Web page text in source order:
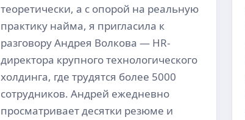
теоретически, а с опорой на реальную
практику найма, я пригласила к
разговору Андрея Волкова — HR-
директора крупного технологического
холдинга, где трудятся более 5000
сотрудников. Андрей ежедневно
просматривает десятки резюме и